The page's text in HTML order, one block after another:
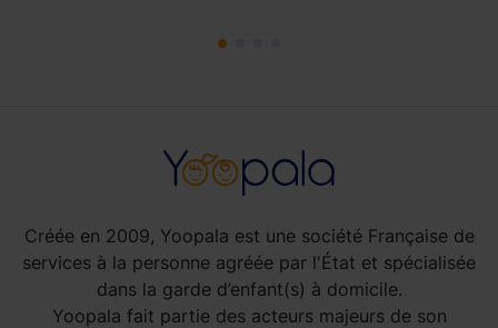
Créée en 2009, Yoopala est une société Française de
services à la personne agréée par l'État et spécialisée
dans la garde d’enfant(s) à domicile.
Yoopala fait partie des acteurs majeurs de son